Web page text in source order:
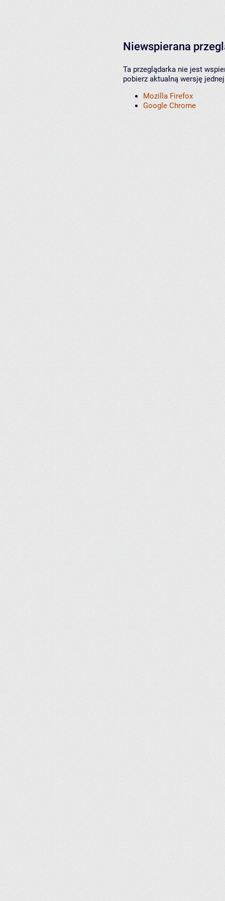
Niewspierana
Ta przeglądarka nie jest
pobierz aktualną wersję
Mozilla Firefox
Google Chrome